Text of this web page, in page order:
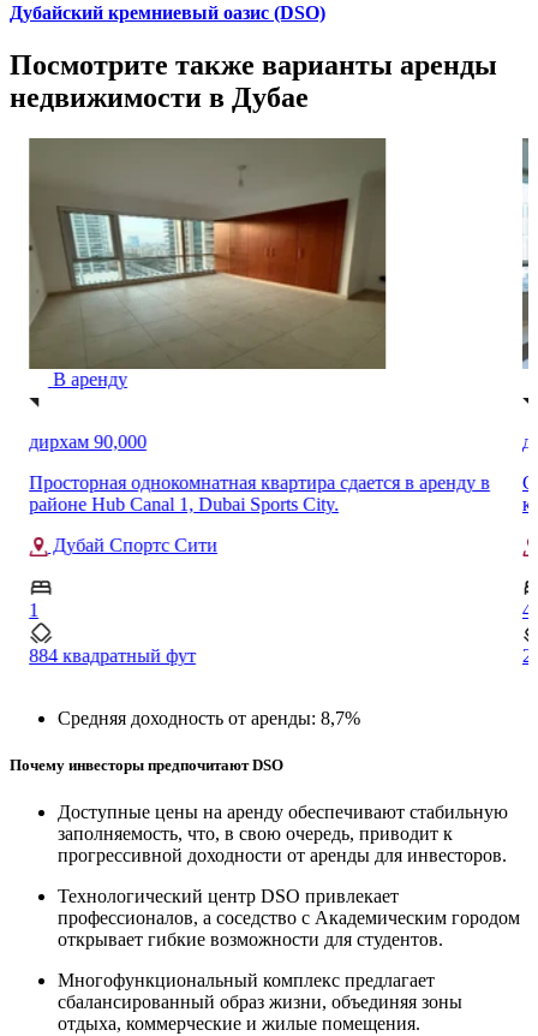
Дубайский кремниевый оазис (DSO)
Посмотрите также варианты аренды
недвижимости в Дубае
В аренду
дирхам 90,000
Просторная однокомнатная квартира сдается в аренду в
районе Hub Canal 1, Dubai Sports City.
Дубай Спортс Сити
1
884 квадратный фут
4
Средняя доходность от аренды: 8,7%
Почему инвесторы предпочитают DSO
Доступные цены на аренду обеспечивают стабильную
заполняемость, что, в свою очередь, приводит к
прогрессивной доходности от аренды для инвесторов.
Технологический центр DSO привлекает
профессионалов, а соседство с Академическим городом
открывает гибкие возможности для студентов.
Многофункциональный комплекс предлагает
сбалансированный образ жизни, объединяя зоны
отдыха, коммерческие и жилые помещения.